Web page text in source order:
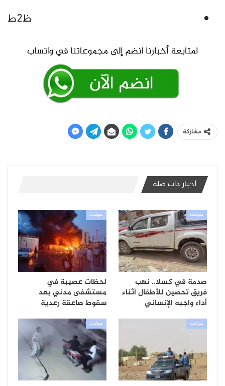
ظ٢ط
مشاركة
أخبار ذات صلة
حوادث
صدمة في كسلا.. نهب
فريق تحصين للأطفال أثناء
أداء واجبه الإنساني
حوادث
لحظات عصيبة في
مستشفى مدني بعد
سقوط صاعقة رعدية
حوادث حوادث